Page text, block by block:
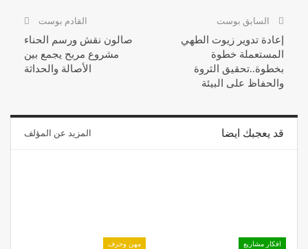
السابق بوست
إعادة تدوير زيوت الطهي
المستعملة خطوة
بخطوة..تحقيق الثروة
والحفاظ على البيئة
القادم بوست
صالون نقش ورسم الحناء
مشروع مربح يجمع بين
الأصالة والحداثة
قد يعجبك ايضا المزيد عن المؤلف
افكار مشاريع مهن وحرف